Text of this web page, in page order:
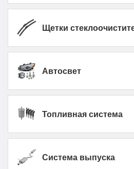
Щетки
Автосвет
Топливная система
Система выпуска